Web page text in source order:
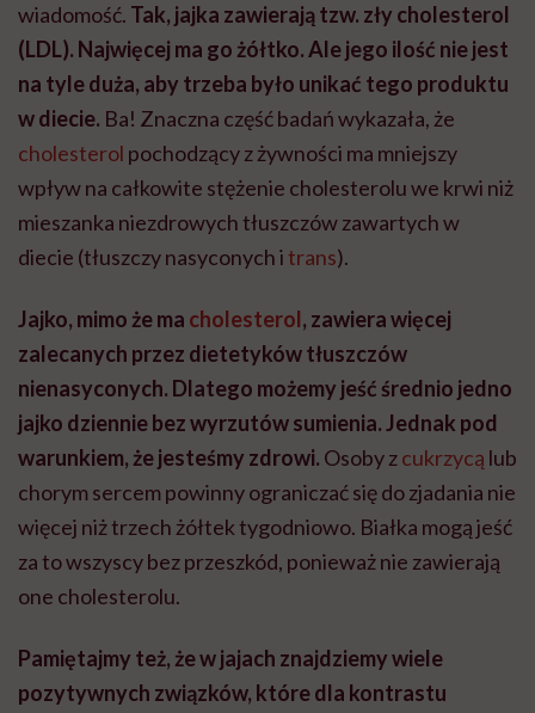
wiadomość. Tak, jajka zawierają tzw. zły cholesterol
(LDL). Najwięcej ma go żółtko. Ale jego ilość nie jest
na tyle duża, aby trzeba było unikać tego produktu
w diecie. Ba! Znaczna część badań wykazała, że
cholesterol pochodzący z żywności ma mniejszy
wpływ na całkowite stężenie cholesterolu we krwi niż
mieszanka niezdrowych tłuszczów zawartych w
diecie (tłuszczy nasyconych itrans).
Jajko, mimo że ma cholesterol, zawiera więcej
zalecanych przez dietetyków tłuszczów
nienasyconych. Dlatego możemy jeść średnio jedno
jajko dziennie bez wyrzutów sumienia. Jednak pod
warunkiem, że jesteśmy zdrowi. Osoby zcukrzycą lub
chorym sercem powinny ograniczać się do zjadania nie
więcej niż trzech żółtek tygodniowo. Białka mogą jeść
za to wszyscy bez przeszkód, ponieważ nie zawierają
one cholesterolu.
Pamiętajmy też, że w jajach znajdziemy wiele
pozytywnych związków, które dla kontrastu